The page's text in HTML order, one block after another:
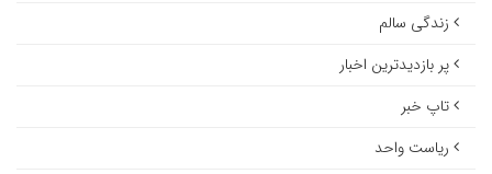
زندگی سالم
پر بازدیدترین اخبار
تاپ خبر
ریاست واحد